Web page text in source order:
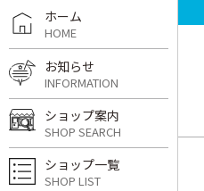
ホーム
HOME
お知らせ
INFORMATION
ショップ案内
SHOP SEARCH
ショップ一覧
SHOP LIST